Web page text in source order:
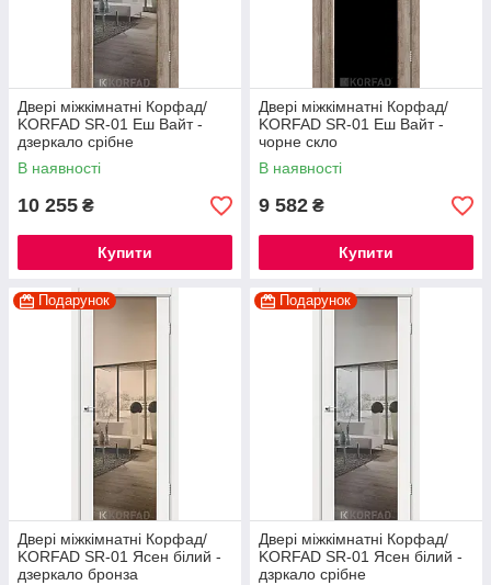
Двері міжкімнатні Корфад/
KORFAD SR-01 Еш Вайт -
дзеркало срібне
В наявності
10 255 ₴
Купити
Двері міжкімнатні Корфад/
KORFAD SR-01 Еш Вайт -
чорне скло
В наявності
9 582 ₴
Купити
Подарунок
Двері міжкімнатні Корфад/
KORFAD SR-01 Ясен білий -
дзеркало бронза
Подарунок
Двері міжкімнатні Корфад/
KORFAD SR-01 Ясен білий -
дзркало срібне